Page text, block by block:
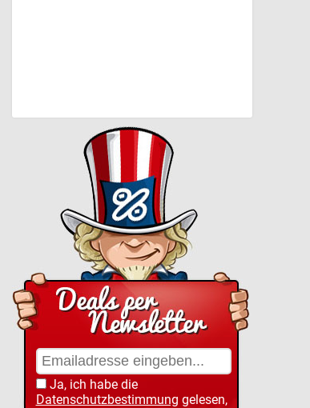
Netto Marken-Discount
Artsauna Fasssauna
Spitzbergen 220, für 6
Personen
Zum Deal*
Ja, ich habe die
Datenschutzbestimmung gelesen,